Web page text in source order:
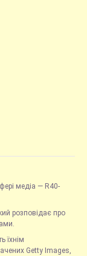
медіа — R40-
розповідає про
їхнім
Getty Images,